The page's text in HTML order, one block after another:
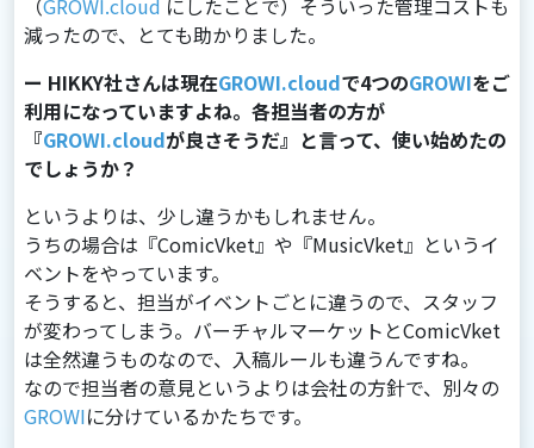
（GROWI.cloud にしたことで）そういった管理コストも
減ったので、とても助かりました。
ー HIKKY社さんは現在GROWI.cloudで4つのGROWIをご
利用になっていますよね。各担当者の方が
『GROWI.cloudが良さそうだ』と言って、使い始めたの
でしょうか？
というよりは、少し違うかもしれません。
うちの場合は『ComicVket』や『MusicVket』というイ
ベントをやっています。
そうすると、担当がイベントごとに違うので、スタッフ
が変わってしまう。バーチャルマーケットとComicVket
は全然違うものなので、⼊稿ルールも違うんですね。
なので担当者の意⾒というよりは会社の⽅針で、別々の
GROWIに分けているかたちです。